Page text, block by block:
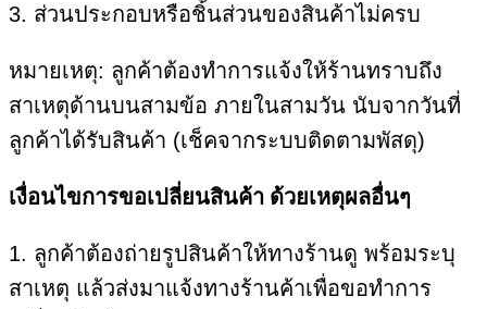
3. ส่วนประกอบหรือชิ้นส่วนของสินค้าไม่ครบ
หมายเหตุ: ลูกค้าต้องทำการแจ้งให้ร้านทราบถึง
สาเหตุด้านบนสามข้อ ภายในสามวัน นับจากวันที่
ลูกค้าได้รับสินค้า (เช็คจากระบบติดตามพัสดุ)
เงื่อนไขการขอเปลี่ยนสินค้า ด้วยเหตุผลอื่นๆ
1. ลูกค้าต้องถ่ายรูปสินค้าให้ทางร้านดู พร้อมระบุ
สาเหตุ แล้วส่งมาแจ้งทางร้านค้าเพื่อขอทำการ